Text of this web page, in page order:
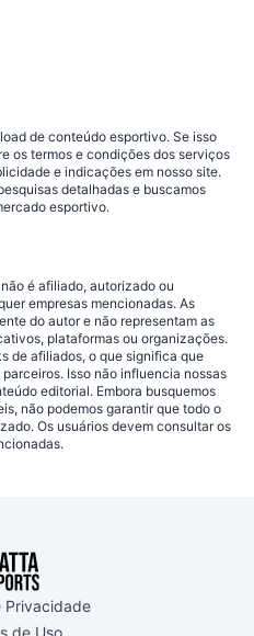
de conteúdo esportivo. Se isso
os termos e condições dos serviços
e indicações em nosso site.
detalhadas e buscamos
esportivo.
é afiliado, autorizado ou
empresas mencionadas. As
do autor e não representam as
plataformas ou organizações.
de afiliados, o que significa que
Isso não influencia nossas
editorial. Embora busquemos
não podemos garantir que todo o
Os usuários devem consultar os
Privacidade
de Uso